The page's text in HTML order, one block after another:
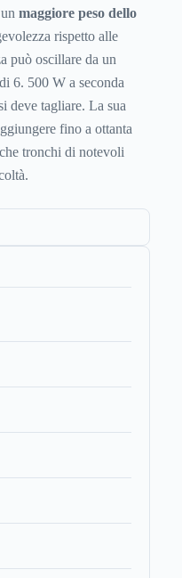
maggiore peso dello
rispetto alle
può oscillare da un
6. 500 W a seconda
deve tagliare. La sua
fino a ottanta
tronchi di notevoli